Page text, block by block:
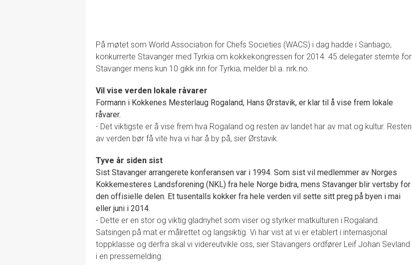
På møtet som World Association for Chefs Societies (WACS) i dag hadde i Santiago,
konkurrerte Stavanger med Tyrkia om kokkekongressen for 2014. 45 delegater stemte for
Stavanger mens kun 10 gikk inn for Tyrkia, melder bl.a. nrk.no.
Vil vise verden lokale råvarer
Formann i Kokkenes Mesterlaug Rogaland, Hans Ørstavik, er klar til å vise frem lokale
råvarer.
- Det viktigste er å vise frem hva Rogaland og resten av landet har av mat og kultur. Resten
av verden bør få vite hva vi har å by på, sier Ørstavik.
Tyve år siden sist
Sist Stavanger arrangerete konferansen var i 1994. Som sist vil medlemmer av Norges
Kokkemesteres Landsforening (NKL) fra hele Norge bidra, mens Stavanger blir vertsby for
den offisielle delen. Et tusentalls kokker fra hele verden vil sette sitt preg på byen i mai
eller juni i 2014.
- Dette er en stor og viktig gladnyhet som viser og styrker matkulturen i Rogaland.
Satsingen på mat er målrettet og langsiktig. Vi har vist at vi er etablert i internasjonal
toppklasse og derfra skal vi videreutvikle oss, sier Stavangers ordfører Leif Johan Sevland
i en pressemelding.